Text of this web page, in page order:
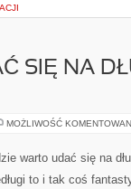
SIĘ NA
MOŻLIWOŚĆ
warto udać się na
to i tak coś